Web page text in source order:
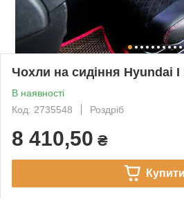
Чохли на сидіння Hyundai I
В наявності
Код: 2735548
Роздріб
8 410,50 ₴
Купити